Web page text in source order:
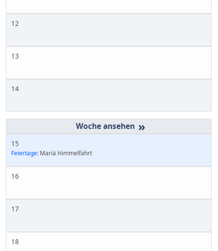
12
13
14
»
15
Feiertage: Mariä Himmelfahrt
16
17
18